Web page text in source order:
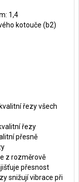
1,4
kotouče (b2)
řezy všech
řezy
přesně
z rozměrově
přesnost
snižují vibrace při